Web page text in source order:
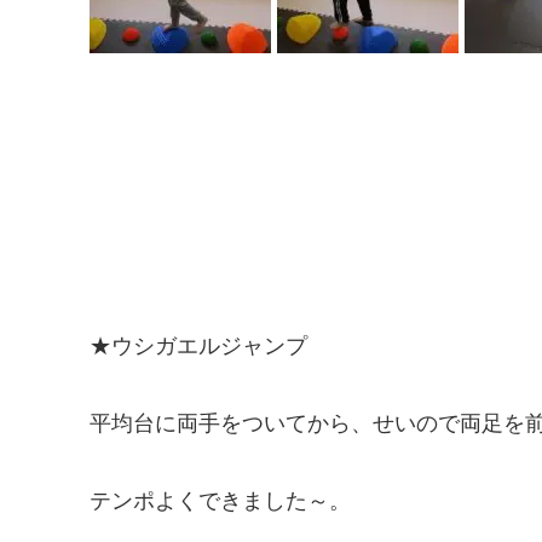
★ウシガエルジャンプ
平均台に両手をついてから、せいので両足を
テンポよくできました～。